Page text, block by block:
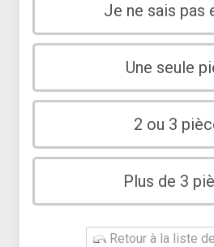
Je ne sais pas
Une seule
2 ou 3
Plus de 3
Retour à la liste